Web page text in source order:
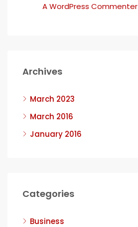
A WordPress Commenter
Archives
March 2023
March 2016
January 2016
Categories
Business